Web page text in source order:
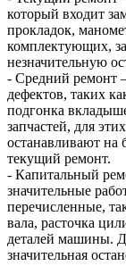
который входит
прокладок,
комплектующих,
незначительную
- Средний ремонт
дефектов, таких
подгонка
запчастей, для
останавливают на
текущий ремонт.
- Капитальный
значительные
перечисленные,
вала, расточка
деталей машины.
значительная